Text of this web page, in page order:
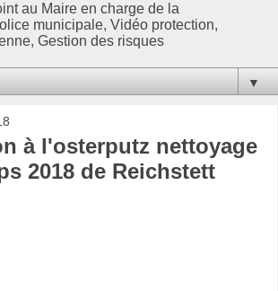
au Maire en charge de la
municipale, Vidéo protection,
Gestion des risques
▼
à l'osterputz nettoyage
2018 de Reichstett